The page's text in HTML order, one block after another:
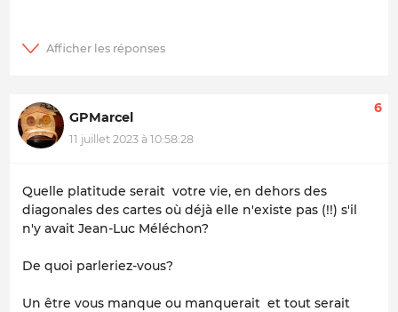
GPMarcel
11 juillet 2023 à 10:58:28
6
Quelle platitude serait votre vie, en dehors des
diagonales des cartes où déjà elle n'existe pas (!!) s'il
n'y avait Jean-Luc Méléchon?
De quoi parleriez-vous?
Un être vous manque ou manquerait et tout serait